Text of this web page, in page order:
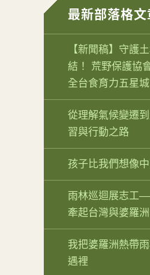
最新部落格文
【新聞稿】守護
結！ 荒野保護協
全台食育力五星
從理解氣候變遷
習與行動之路
孩子比我們想像
雨林巡迴展志工
牽起台灣與婆羅
我把婆羅洲熱帶
遇裡